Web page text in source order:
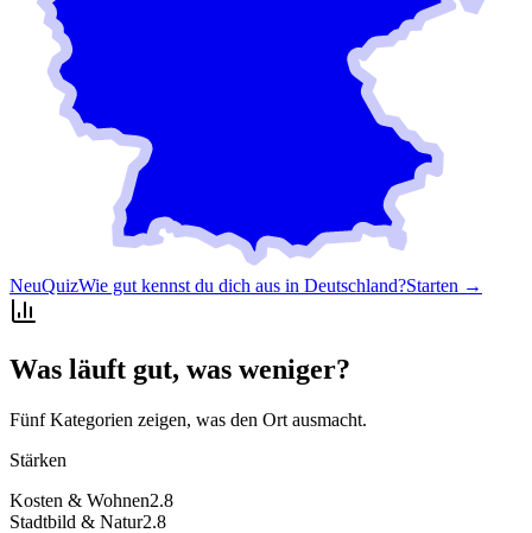
NeuQuizWie gut kennst du dich aus in Deutschland?Starten →
Was läuft gut, was weniger?
Fünf Kategorien zeigen, was den Ort ausmacht.
Stärken
Kosten & Wohnen2.8
Stadtbild & Natur2.8